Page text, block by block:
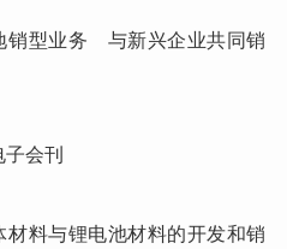
型业务 与新兴企业共同销
子会刊
料与锂电池材料的开发和销